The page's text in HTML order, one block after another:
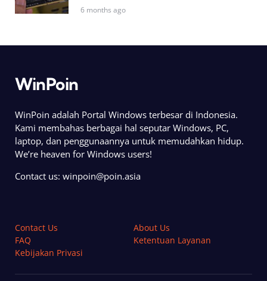
6 months ago
WinPoin
WinPoin adalah Portal Windows terbesar di Indonesia.
Kami membahas berbagai hal seputar Windows, PC,
laptop, dan penggunaannya untuk memudahkan hidup.
We’re heaven for Windows users!
Contact us: winpoin@poin.asia
Contact Us
About Us
FAQ
Ketentuan Layanan
Kebijakan Privasi